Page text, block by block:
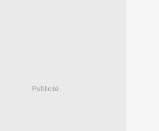
Publicité